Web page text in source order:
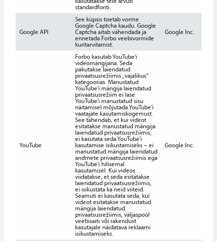
standardfonti.
Google API
See küpsis toetab vorme
Google Captcha kaudu. Google
Captcha aitab vähendada ja
ennetada Forbo veebivormide
kuritarvitamist.
Google Inc.
YouTube
Forbo kasutab YouTube'i
videomängijana. Seda
pakutakse laiendatud
privaatsusrežiimis „vajalikus“
kategoorias. Manustatud
YouTube’i mängija laiendatud
privaatsusrežiim ei lase
YouTube’i manustatud sisu
näitamisel mõjutada YouTube’i
vaatajate kasutamiskogemust.
See tähendab, et kui videot
esitatakse manustatud mängija
laiendatud privaatsusrežiimis,
ei kasutata seda YouTube’i
kasutamise isikustamiseks – ei
manustatud mängija laiendatud
andmete privaatsusrežiimis ega
YouTube’i hilisemal
kasutamisel. Kui videos
viidatakse, et seda esitatakse
laiendatud privaatsusrežiimis,
ei isikustata ka neid viiteid.
Seamuti ei kasutata seda, kui
videot esitatakse manustatud
mängija laiendatud
privaatsusrežiimis, väljaspool
veebisaiti või rakendust
kasutajale näidatava reklaami
isikustamiseks.
Google Inc.